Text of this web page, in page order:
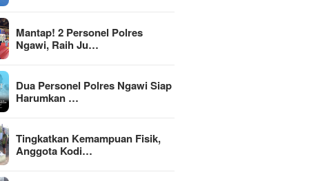
Mantap! 2 Personel Polres
Ngawi, Raih Ju…
Dua Personel Polres Ngawi Siap
Harumkan …
Tingkatkan Kemampuan Fisik,
Anggota Kodi…